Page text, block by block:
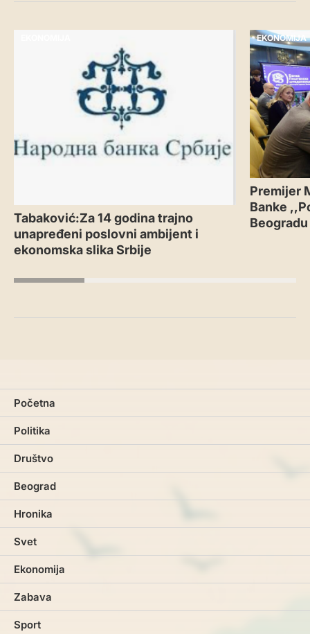
Tabaković:Za 14 godina trajno
unapređeni poslovni ambijent i
ekonomska slika Srbije
EKONOMIJA
Premijer
Banke
Beogradu
Početna
Politika
Društvo
Beograd
Hronika
Svet
Ekonomija
Zabava
Sport